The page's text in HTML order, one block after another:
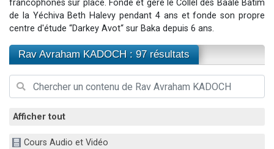
2 nouvelles musiques dans Torah-Box Music
8 personnes viennent de faire un don pour Tsédaka : pauvres d'Israel
Nouvelle émission radio : Visions de grandeur n°104 : Le Chabbath et le Birkat Hamazone à travers le temps
francophones sur place. Fonde et gère le Collel des Baalé Batim
de la Yéchiva Beth Halevy pendant 4 ans et fonde son propre
centre d'étude “Darkey Avot“ sur Baka depuis 6 ans.
Rav Avraham KADOCH : 97 résultats
Afficher tout
Cours Audio et Vidéo